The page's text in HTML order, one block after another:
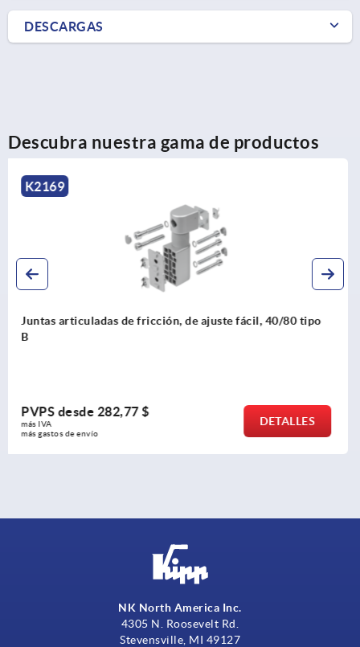
DESCARGAS
Descubra nuestra gama de productos
Juntas articuladas de fricción y conexión, 40/45 de
PVPS desde233,07 $
más gastos de envío
NK North America Inc.
4305 N. Roosevelt Rd.
Stevensville, MI 49127